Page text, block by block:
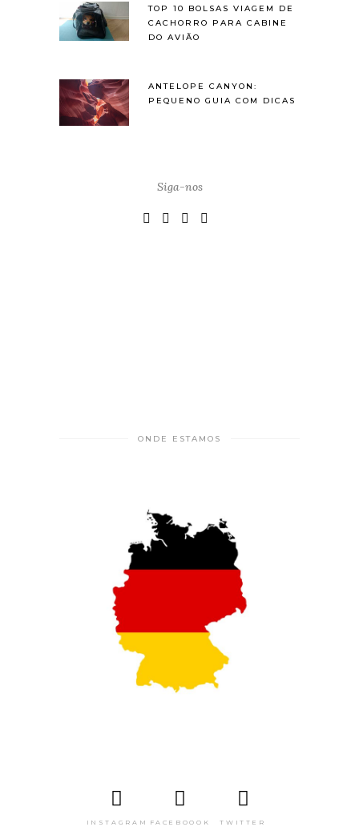
TOP 10 BOLSAS VIAGEM DE
CACHORRO PARA CABINE
DO AVIÃO
ANTELOPE CANYON:
PEQUENO GUIA COM DICAS
Siga-nos
ONDE ESTAMOS
INSTAGRAM FACEBOOOK TWITTER